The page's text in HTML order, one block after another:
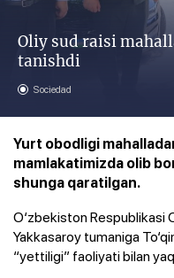
Oliy sud raisi
tanishdi
Sociedad
Yurt obodligi
mamlakatimizda olib
shunga qaratilgan.
O‘zbekiston Respublikasi
Yakkasaroy tumaniga
“yettiligi” faoliyati bilan